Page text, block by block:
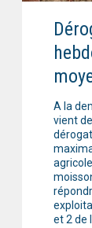
A la
vient
et 2 de